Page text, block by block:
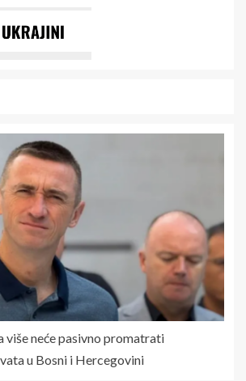
više neće pasivno promatrati
u Bosni i Hercegovini